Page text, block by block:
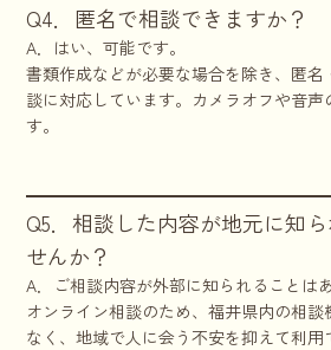
Q4．匿名で相談できますか？
A．はい、可能です。
書類作成などが必要な場合を除き、匿名
談に対応しています。カメラオフや音
す。
Q5．相談した内容が地元に知
せんか？
A．ご相談内容が外部に知られることは
オンライン相談のため、福井県内の相談
なく、地域で人に会う不安を抑えて利用